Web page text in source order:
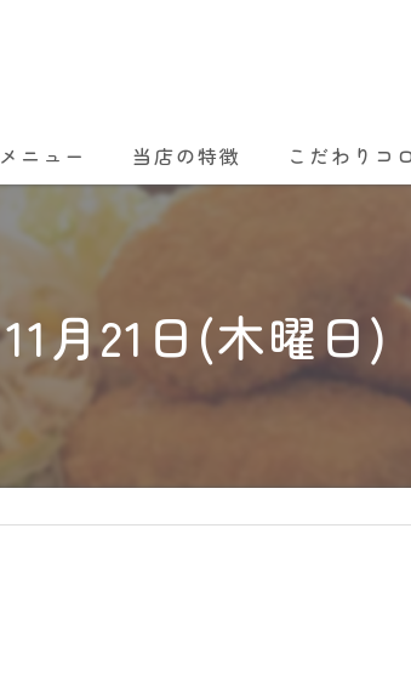
メニュー 当店の特徴
ランチ
コロッケ
テイクアウト
こだわりコ
11月21日(木曜日)